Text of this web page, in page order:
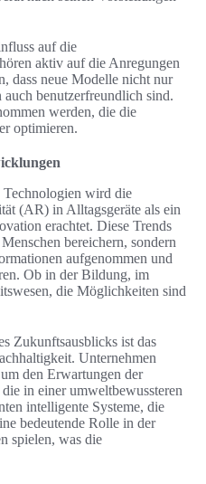
auf die
aktiv auf die Anregungen
dass neue Modelle nicht nur
benutzerfreundlich sind.
werden, die die
optimieren.
wird die
(AR) in Alltagsgeräte als ein
erachtet. Diese Trends
bereichern, sondern
aufgenommen und
Ob in der Bildung, im
die Möglichkeiten sind
Zukunftsausblicks ist das
Unternehmen
den Erwartungen der
in einer umweltbewussteren
intelligente Systeme, die
bedeutende Rolle in der
spielen, was die